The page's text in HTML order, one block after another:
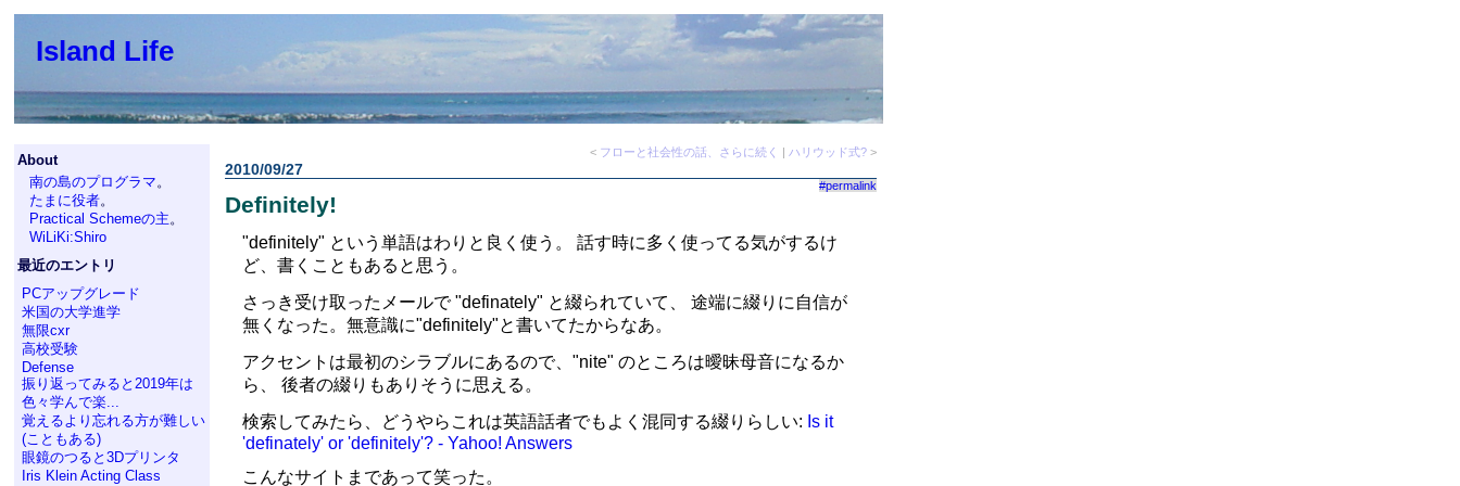
Island Life
About
南の島のプログラマ。
たまに役者。
Practical Schemeの主。
WiLiKi:Shiro
最近のエントリ
PCアップグレード
米国の大学進学
無限cxr
高校受験
Defense
振り返ってみると2019年は
色々学んで楽...
覚えるより忘れる方が難しい
(こともある)
眼鏡のつると3Dプリンタ
Iris Klein Acting Class
< フローと社会性の話、さらに続く ハリウッド式?>
2010/09/27
#permalink
Definitely!
"definitely" という単語はわりと良く使う。 話す時に多く使ってる気がするけ
ど、書くこともあると思う。
さっき受け取ったメールで "definately" と綴られていて、 途端に綴りに自信が
無くなった。無意識に"definitely"と書いてたからなあ。
アクセントは最初のシラブルにあるので、"nite" のところは曖昧母音になるか
ら、 後者の綴りもありそうに思える。
検索してみたら、どうやらこれは英語話者でもよく混同する綴りらしい: Is it
'definately' or 'definitely'? - Yahoo! Answers
こんなサイトまであって笑った。